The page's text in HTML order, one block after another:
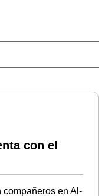
con el
compañeros en Al-